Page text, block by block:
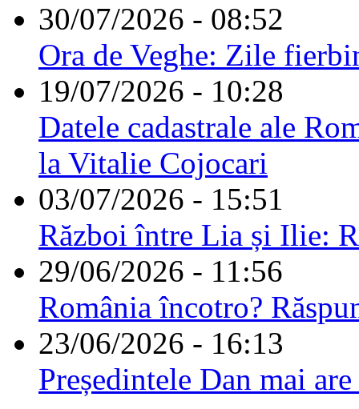
30/07/2026 - 08:52
Ora de Veghe: Zile
19/07/2026 - 10:28
Datele cadastrale ale
la Vitalie Cojocari
03/07/2026 - 15:51
Război între Lia și Ilie:
29/06/2026 - 11:56
România încotro?
23/06/2026 - 16:13
Președintele Dan mai